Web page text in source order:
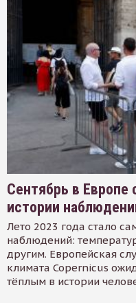
Сентябрь в
истории
Лето 2023 года стало
наблюдений:
другим. Европейская
климата Copernicus
тёплым в истории